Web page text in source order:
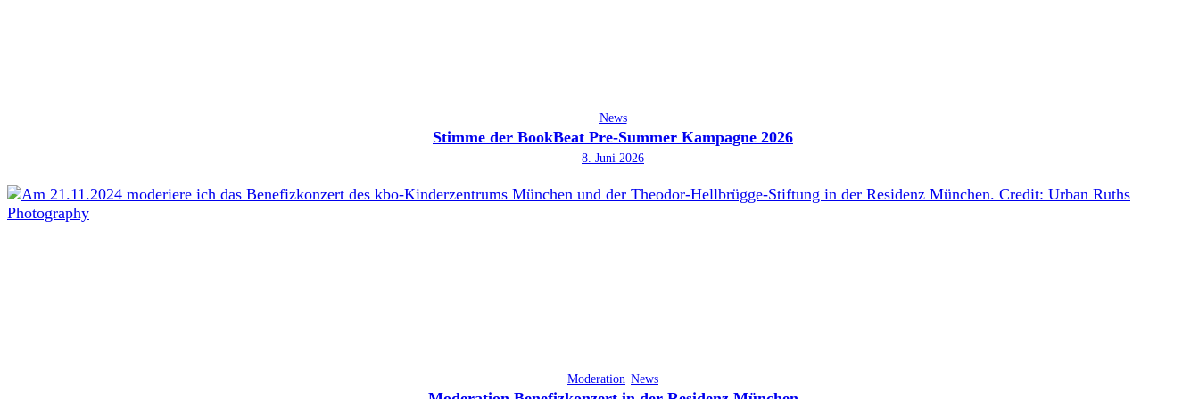
News
Stimme der BookBeat Pre-Summer Kampagne 2026
8. Juni 2026
Moderation News